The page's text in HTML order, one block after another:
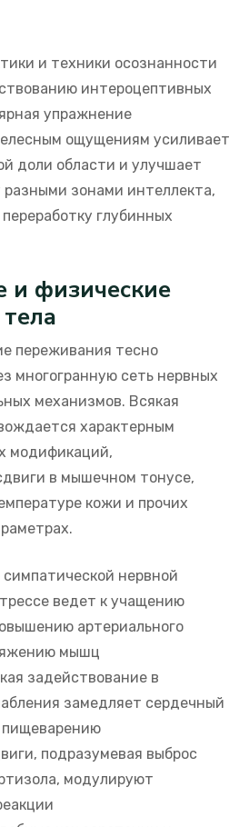
и техники осознанности
интероцептивных
упражнение
ощущениям усиливает
доли области и улучшает
зонами интеллекта,
глубинных
и физические
переживания тесно
многогранную сеть нервных
механизмов. Всякая
характерным
модификаций,
в мышечном тонусе,
кожи и прочих
нервной
ведет к учащению
артериального
мышц
задействование в
замедляет сердечный
пищеварению
подразумевая выброс
модулируют